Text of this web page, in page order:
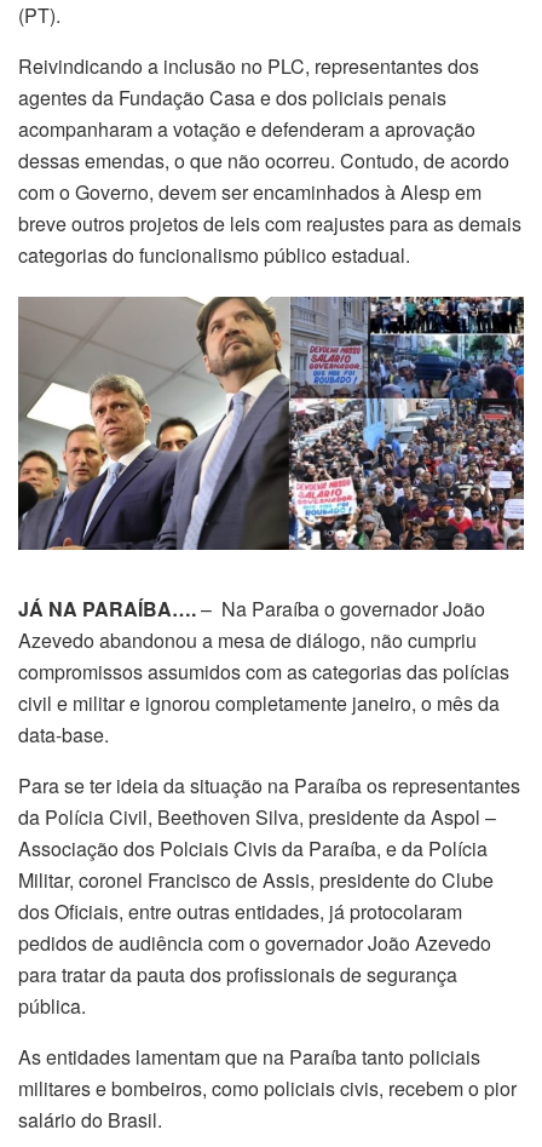
(PT).
Reivindicando a inclusão no PLC, representantes dos
agentes da Fundação Casa e dos policiais penais
acompanharam a votação e defenderam a aprovação
dessas emendas, o que não ocorreu. Contudo, de acordo
com o Governo, devem ser encaminhados à Alesp em
breve outros projetos de leis com reajustes para as demais
categorias do funcionalismo público estadual.
JÁ NA PARAÍBA….– Na Paraíba o governador João
Azevedo abandonou a mesa de diálogo, não cumpriu
compromissos assumidos com as categorias das polícias
civil e militar e ignorou completamente janeiro, o mês da
data-base.
Para se ter ideia da situação na Paraíba os representantes
da Polícia Civil, Beethoven Silva, presidente da Aspol –
Associação dos Polciais Civis da Paraíba, e da Polícia
Militar, coronel Francisco de Assis, presidente do Clube
dos Oficiais, entre outras entidades, já protocolaram
pedidos de audiência com o governador João Azevedo
para tratar da pauta dos profissionais de segurança
pública.
As entidades lamentam que na Paraíba tanto policiais
militares e bombeiros, como policiais civis, recebem o pior
salário do Brasil.